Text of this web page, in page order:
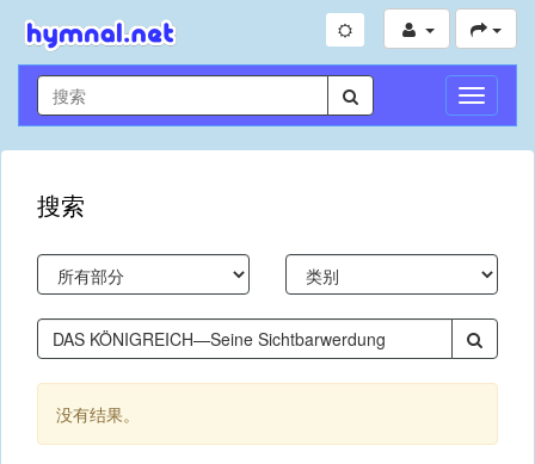
切
换
导
搜索
没有结果。